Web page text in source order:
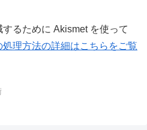
るために Akismet を使って
処理方法の詳細はこちらをご覧